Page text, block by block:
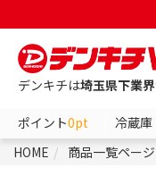
デンキチは埼玉県下業
ポイント0pt 冷蔵
HOME
商品一覧ページ